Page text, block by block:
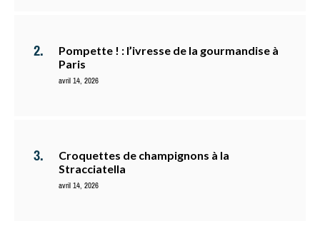
Pompette ! : l’ivresse de la gourmandise à
Paris
avril 14, 2026
Croquettes de champignons à la
Stracciatella
avril 14, 2026